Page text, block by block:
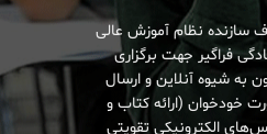
سازنده نظام آموزش عالی
فراگیر جهت برگزاری
به شیوه آنلاین و ارسال
خودخوان (ارائه کتاب و
الکترونیکی تقویتی